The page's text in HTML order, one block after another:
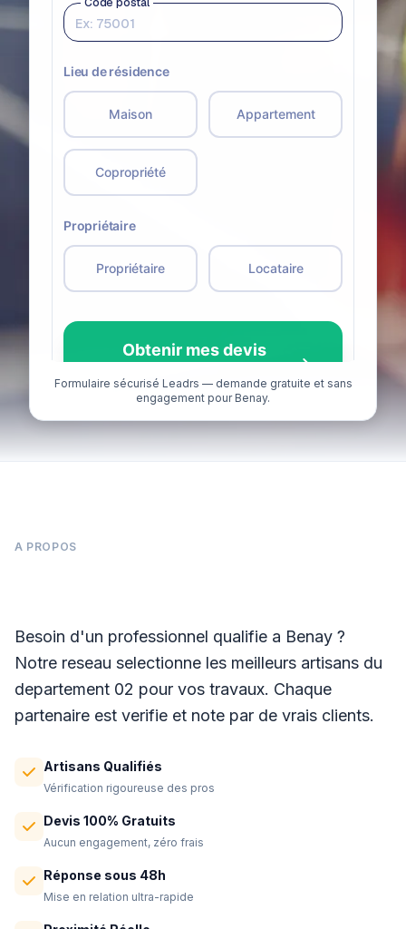
Formulaire sécurisé Leadrs — demande gratuite et sans
engagement pour Benay.
A PROPOS
Besoin d'un professionnel qualifie a Benay ?
Notre reseau selectionne les meilleurs artisans du
departement 02 pour vos travaux. Chaque
partenaire est verifie et note par de vrais clients.
Artisans Qualifiés
Vérification rigoureuse des pros
Devis 100% Gratuits
Aucun engagement, zéro frais
Réponse sous 48h
Mise en relation ultra-rapide